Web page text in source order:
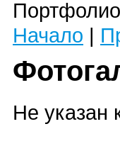
Начало |
Не указан